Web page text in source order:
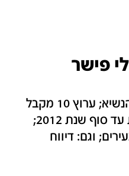
פישר
סטנלי פישר מכוון אל בית הנשיא; ערוץ 10 מקבל
חבל הצלה - דחיית החובות עד סוף שנת 2012;
וגם: דיווח